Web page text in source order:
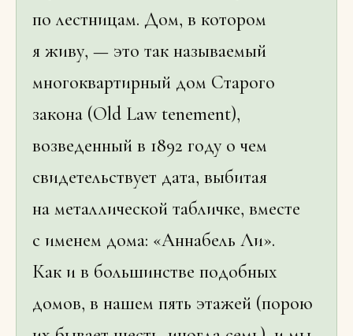
по лестницам. Дом, в котором
я живу, — это так называемый
многоквартирный дом Старого
закона (Old Law tenement),
возведенный в 1892 году о чем
свидетельствует дата, выбитая
на металлической табличке, вместе
с именем дома: «Аннабель Ли».
Как и в большинстве подобных
домов, в нашем пять этажей (порою